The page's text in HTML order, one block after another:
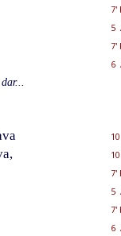
7'
5
7'
6
7'
5
7'
6